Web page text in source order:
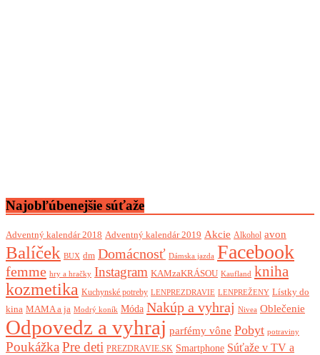
Najobľúbenejšie súťaže
Adventný kalendár 2018 Adventný kalendár 2019 Akcie Alkohol avon
Balíček BUX dm Domácnosť Dámska jazda Facebook
femme hry a hračky Instagram KAMzaKRÁSOU Kaufland kniha
kozmetika Kuchynské potreby LENPREZDRAVIE LENPREŽENY Lístky do
kina MAMA a ja Modrý koník Móda Nakúp a vyhraj Nivea Oblečenie
Odpovedz a vyhraj parfémy vône Pobyt potraviny
PoukážkaPre deti PREZDRAVIE.SK Smartphone Súťaže v TV a